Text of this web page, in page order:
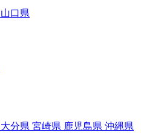
山口県
大分県 宮崎県 鹿児島県 沖縄県